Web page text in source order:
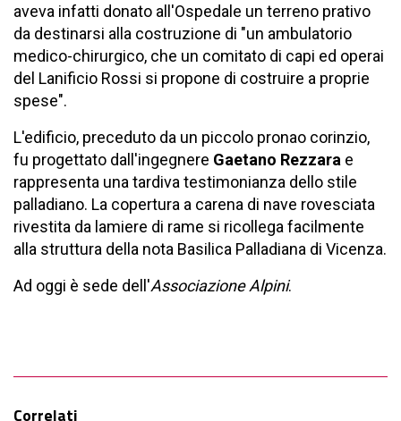
aveva infatti donato all'Ospedale un terreno prativo
da destinarsi alla costruzione di "un ambulatorio
medico-chirurgico, che un comitato di capi ed operai
del Lanificio Rossi si propone di costruire a proprie
spese".
L'edificio, preceduto da un piccolo pronao corinzio,
fu progettato dall'ingegnere Gaetano Rezzara e
rappresenta una tardiva testimonianza dello stile
palladiano. La copertura a carena di nave rovesciata
rivestita da lamiere di rame si ricollega facilmente
alla struttura della nota Basilica Palladiana di Vicenza.
Ad oggi è sede dell'Associazione Alpini.
Correlati